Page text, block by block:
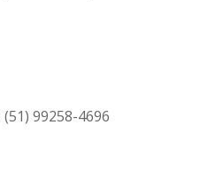
99258-4696